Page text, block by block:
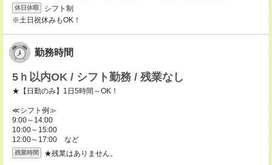
休日休暇
シフト制
※土日祝休みもOK！
勤務時間
5ｈ以内OK / シフト勤務 / 残業なし
★【日勤のみ】1日5時間～OK！
≪シフト例≫
9:00～14:00
10:00～15:00
12:00～17:00 など
残業時間 ★残業はありません。